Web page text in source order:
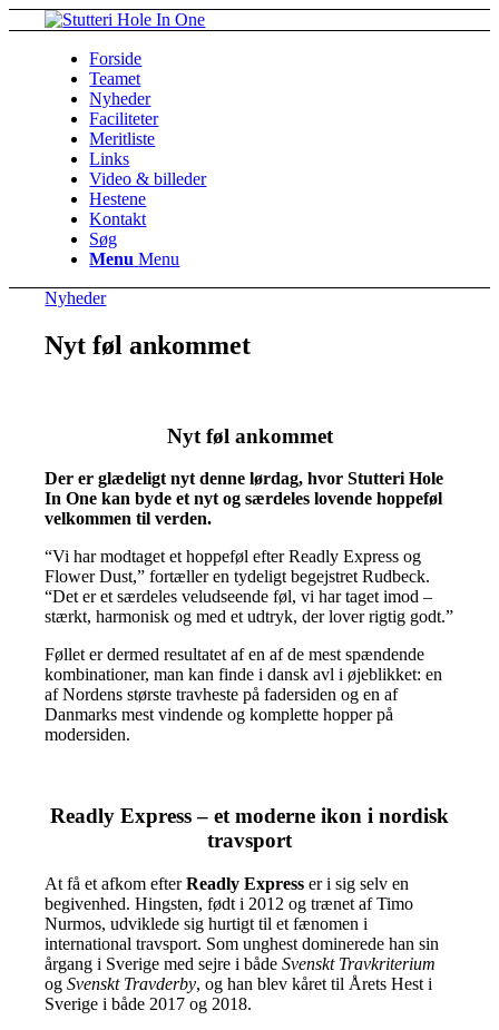
Forside
Teamet
Nyheder
Faciliteter
Meritliste
Links
Video & billeder
Hestene
Kontakt
Søg
Menu Menu
Nyheder
Nyt føl ankommet
Nyt føl ankommet
Der er glædeligt nyt denne lørdag, hvor Stutteri Hole
In One kan byde et nyt og særdeles lovende hoppeføl
velkommen til verden.
“Vi har modtaget et hoppeføl efter Readly Express og
Flower Dust,” fortæller en tydeligt begejstret Rudbeck.
“Det er et særdeles veludseende føl, vi har taget imod –
stærkt, harmonisk og med et udtryk, der lover rigtig godt.”
Føllet er dermed resultatet af en af de mest spændende
kombinationer, man kan finde i dansk avl i øjeblikket: en
af Nordens største travheste på fadersiden og en af
Danmarks mest vindende og komplette hopper på
modersiden.
Readly Express – et moderne ikon i nordisk
travsport
At få et afkom efterReadly Express er i sig selv en
begivenhed. Hingsten, født i 2012 og trænet af Timo
Nurmos, udviklede sig hurtigt til et fænomen i
international travsport. Som unghest dominerede han sin
årgang i Sverige med sejre i bådeSvenskt Travkriterium
ogSvenskt Travderby, og han blev kåret til Årets Hest i
Sverige i både 2017 og 2018.